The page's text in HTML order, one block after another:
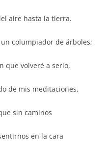
aire hasta la tierra.
columpiador de árboles;
que volveré a serlo,
de mis meditaciones,
sin caminos
en la cara